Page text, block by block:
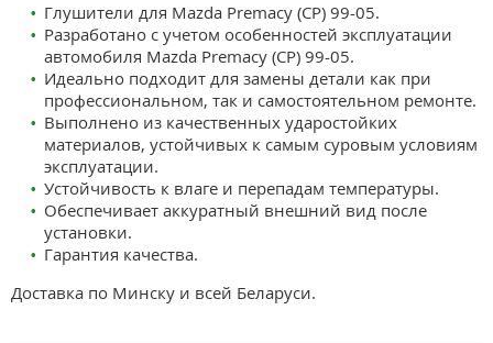
Глушители для Mazda Premacy (CP) 99-05.
Разработано с учетом особенностей эксплуатации
автомобиля Mazda Premacy (CP) 99-05.
Идеально подходит для замены детали как при
профессиональном, так и самостоятельном ремонте.
Выполнено из качественных ударостойких
материалов, устойчивых к самым суровым условиям
эксплуатации.
Устойчивость к влаге и перепадам температуры.
Обеспечивает аккуратный внешний вид после
установки.
Гарантия качества.
Доставка по Минску и всей Беларуси.